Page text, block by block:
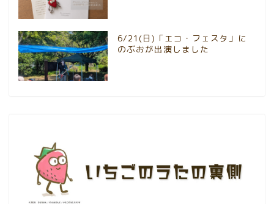
6/21(日)「エコ・フェスタ」に
のぶおが出演しました